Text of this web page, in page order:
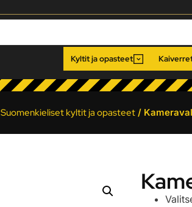
Kyltit ja opasteet
Suomenkieliset kyltit ja opasteet/